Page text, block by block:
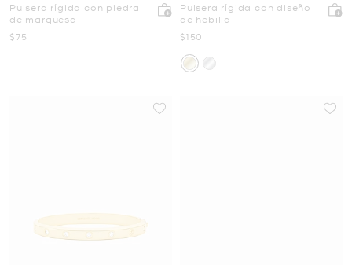
Pulsera rígida con piedra
de marquesa
Ahora
$75
Pulsera rígida con diseño
de hebilla
Ahora
$150